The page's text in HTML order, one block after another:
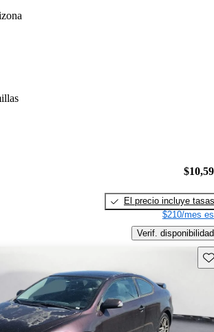
El precio incluye tasas
$210/mes
Verif. disponibilidad